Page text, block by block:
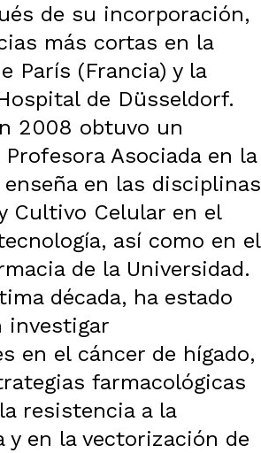
de su incorporación,
más cortas en la
París (Francia) y la
de Düsseldorf.
2008 obtuvo un
Asociada en la
enseña en las disciplinas
Cultivo Celular en el
así como en el
de la Universidad.
década, ha estado
investigar
en el cáncer de hígado,
farmacológicas
resistencia a la
y en la vectorización de